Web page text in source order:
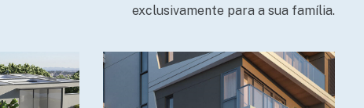
exclusivamente para a sua família.